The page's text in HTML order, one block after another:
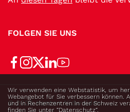
FOLGEN SIE UNS
© 2026 Kanton Nidwalden
Toolbar
Webstatistik
Wir verwenden eine Webstatistik, um
Webangebot für Sie verbessern können.
und in Rechenzentren in der Schweiz
finden Sie unter “Datenschutz“.